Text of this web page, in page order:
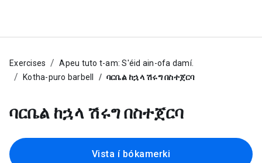
Exercises
Apeu tuto t-am: S'éid ain-ofa damí.
Kotha-puro barbell
ባርቤል ከኋላ ሽሩግ በስተጀርባ
ባርቤል ከኋላ ሽሩግ በስተጀርባ
Vista í bókamerki